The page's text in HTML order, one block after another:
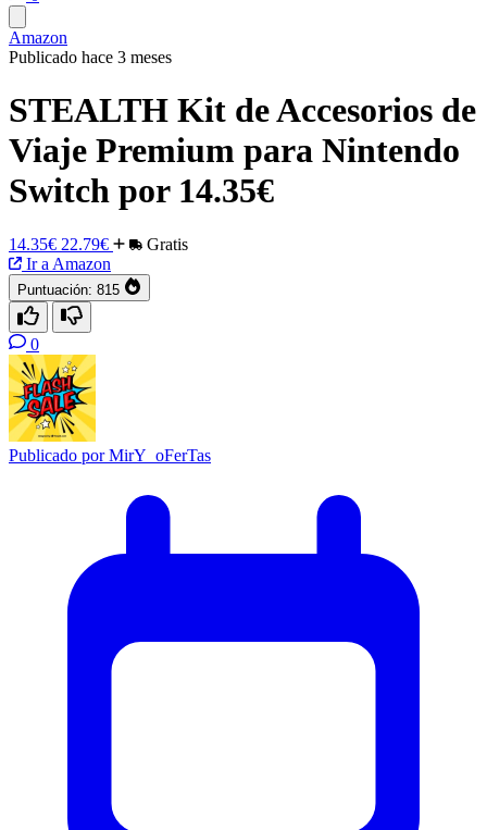
Amazon
Publicado hace 3 meses
STEALTH Kit de Accesorios de
Viaje Premium para Nintendo
Switch por 14.35€
14.35€ 22.79€
Gratis
Ir a Amazon
Puntuación: 815
0
Publicado porMirY_oFerTas